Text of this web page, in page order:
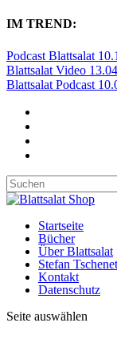
IM TREND:
Podcast Blattsalat
Blattsalat Video
Blattsalat Podcast
Startseite
Bücher
Über Blattsalat
Stefan
Kontakt
Datenschutz
Seite auswählen